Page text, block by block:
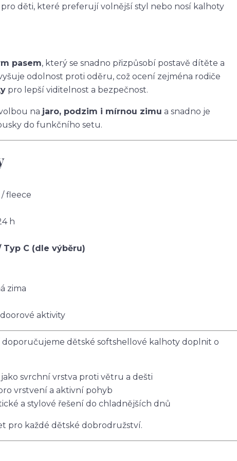
děti, které preferují volnější styl nebo nosí kalhoty
pasem, který se snadno přizpůsobí postavě dítěte a
odolnost proti oděru, což ocení zejména rodiče
pro lepší viditelnost a bezpečnost.
na jaro, podzim i mírnou zimu a snadno je
do funkčního setu.
fleece
h
Typ C (dle výběru)
zima
aktivity
dětské softshellové kalhoty doplnit o
svrchní vrstva proti větru a dešti
vrstvení a aktivní pohyb
a stylové řešení do chladnějších dnů
pro každé dětské dobrodružství.